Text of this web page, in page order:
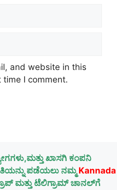
and website in this
I comment.
ಖಾಸಗಿ ಕಂಪನಿ
ಪಡೆಯಲು ನಮ್ಮKannada
ಮತ್ತು ಟೆಲಿಗ್ರಾಮ್ ಚಾನಲ್‌ಗೆ